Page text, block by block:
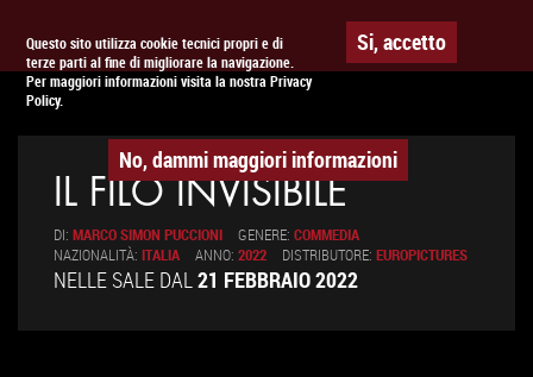
Questo sito utilizza cookie tecnici propri e di
terze parti al fine di migliorare la navigazione.
Per maggiori informazioni visita la nostra Privacy
Policy.
Si, accetto
No, dammi maggiori informazioni
APPUNTAMENTO AL CINEMA
IL FILO INVISIBILE
DI: MARCO SIMON PUCCIONI GENERE: COMMEDIA
NAZIONALITÀ: ITALIA ANNO: 2022 DISTRIBUTORE: EUROPICTURES
NELLE SALE DAL21 FEBBRAIO 2022